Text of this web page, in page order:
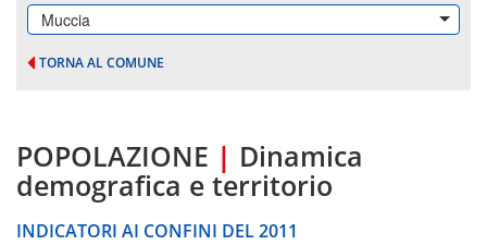
Muccia
TORNA AL COMUNE
POPOLAZIONE | Dinamica
demografica e territorio
INDICATORI AI CONFINI DEL 2011